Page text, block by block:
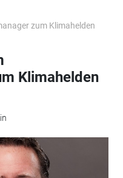
zum Klimahelden
Klimahelden